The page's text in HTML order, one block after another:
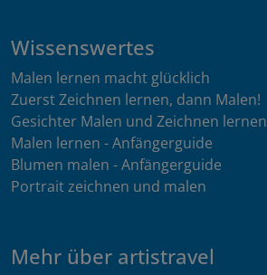
Wissenswertes
Malen lernen macht glücklich
Zuerst Zeichnen lernen, dann Malen!
Gesichter Malen und Zeichnen lernen
Malen lernen - Anfängerguide
Blumen malen - Anfängerguide
Portrait zeichnen und malen
Mehr über artistravel